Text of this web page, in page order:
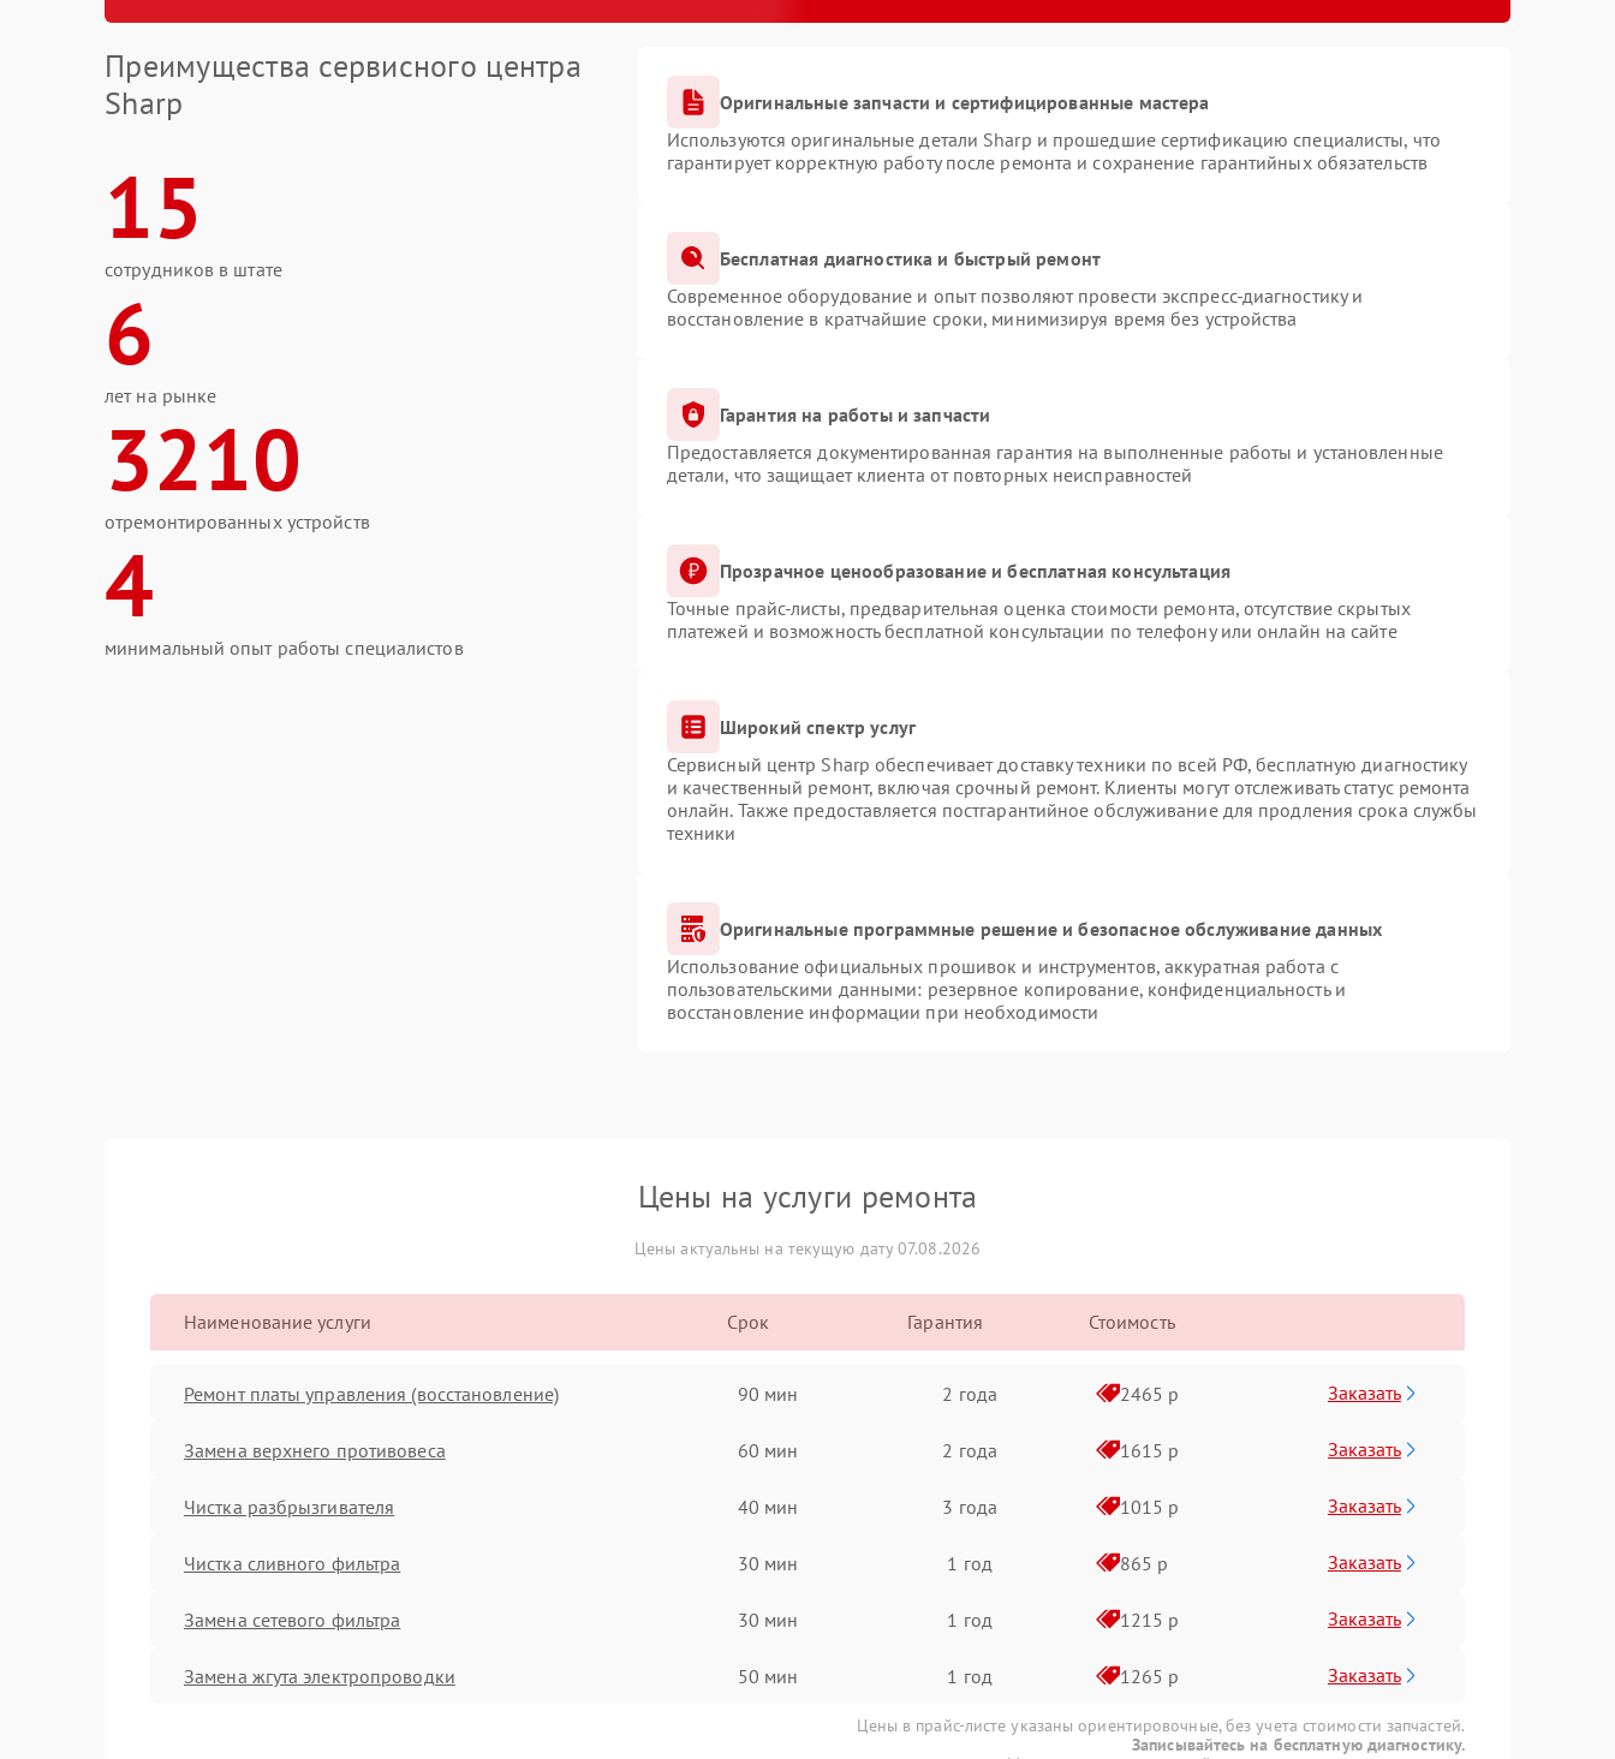
Преимущества сервисного центра
Sharp
15
сотрудников в штате
6
лет на рынке
3210
отремонтированных устройств
4
минимальный опыт работы специалистов
Оригинальные запчасти и сертифицированные мастера
Используются оригинальные детали Sharp и прошедшие сертификацию специалисты, что
гарантирует корректную работу после ремонта и сохранение гарантийных обязательств
Бесплатная диагностика и быстрый ремонт
Современное оборудование и опыт позволяют провести экспресс-диагностику и
восстановление в кратчайшие сроки, минимизируя время без устройства
Гарантия на работы и запчасти
Предоставляется документированная гарантия на выполненные работы и установленные
детали, что защищает клиента от повторных неисправностей
Прозрачное ценообразование и бесплатная консультация
Точные прайс-листы, предварительная оценка стоимости ремонта, отсутствие скрытых
платежей и возможность бесплатной консультации по телефону или онлайн на сайте
Широкий спектр услуг
Сервисный центр Sharp обеспечивает доставку техники по всей РФ, бесплатную диагностику
и качественный ремонт, включая срочный ремонт. Клиенты могут отслеживать статус ремонта
онлайн. Также предоставляется постгарантийное обслуживание для продления срока службы
техники
Оригинальные программные решение и безопасное обслуживание данных
Использование официальных прошивок и инструментов, аккуратная работа с
пользовательскими данными: резервное копирование, конфиденциальность и
восстановление информации при необходимости
Цены на услуги ремонта
Цены актуальны на текущую дату 07.08.2026
Наименование услуги Срок Гарантия Стоимость
Ремонт платы управления (восстановление) 90 мин 2 года 2465 р Заказать
Замена верхнего противовеса 60 мин 2 года 1615 р Заказать
Чистка разбрызгивателя 40 мин 3 года 1015 р Заказать
Чистка сливного фильтра 30 мин 1 год 865 р Заказать
Замена сетевого фильтра 30 мин 1 год 1215 р Заказать
Замена жгута электропроводки 50 мин 1 год 1265 р Заказать
Цены в прайс-листе указаны ориентировочные, без учета стоимости запчастей.
Записывайтесь на бесплатную диагностику.